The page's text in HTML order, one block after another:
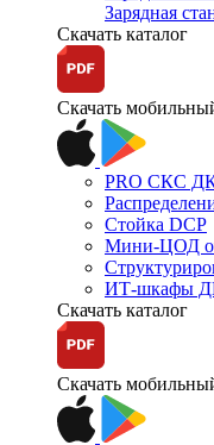
Зарядная
Скачать каталог
Скачать
PRO СКС
Стойка DCP
Мини-ЦОД
ИТ-шкафы
Скачать каталог
Скачать